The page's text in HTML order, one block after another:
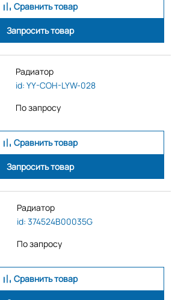
Сравнить товар
Запросить товар
Радиатор
id: YY-COH-LYW-028
По запросу
Сравнить товар
Запросить товар
Радиатор
id: 374524B00035G
По запросу
Сравнить товар